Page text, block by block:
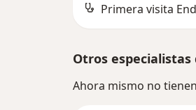
Primera visita
Otros especialistas
Ahora mismo no